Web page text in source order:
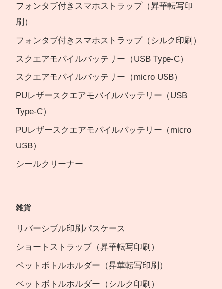
フォンタブ付きスマホストラップ（昇華転写印
刷）
フォンタブ付きスマホストラップ（シルク印刷）
スクエアモバイルバッテリー（USB Type-C）
スクエアモバイルバッテリー（micro USB）
PUレザースクエアモバイルバッテリー（USB
Type-C）
PUレザースクエアモバイルバッテリー（micro
USB）
シールクリーナー
雑貨
リバーシブル印刷パスケース
ショートストラップ（昇華転写印刷）
ペットボトルホルダー（昇華転写印刷）
ペットボトルホルダー（シルク印刷）